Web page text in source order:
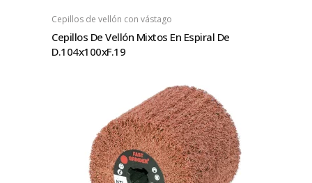
Cepillos de vellón con vástago
Cepillos De Vellón Mixtos En Espiral De
D.104x100xF.19